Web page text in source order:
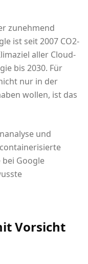
zunehmend
ist seit 2007 CO2-
aller Cloud-
bis 2030. Für
nur in der
wollen, ist das
und
Google
Vorsicht